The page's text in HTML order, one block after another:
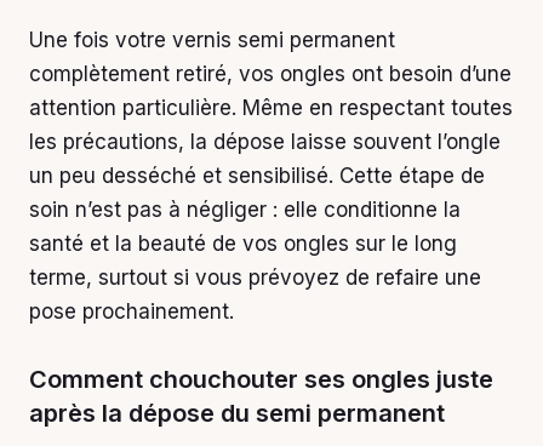
Une fois votre vernis semi permanent
complètement retiré, vos ongles ont besoin d’une
attention particulière. Même en respectant toutes
les précautions, la dépose laisse souvent l’ongle
un peu desséché et sensibilisé. Cette étape de
soin n’est pas à négliger : elle conditionne la
santé et la beauté de vos ongles sur le long
terme, surtout si vous prévoyez de refaire une
pose prochainement.
Comment chouchouter ses ongles juste
après la dépose du semi permanent